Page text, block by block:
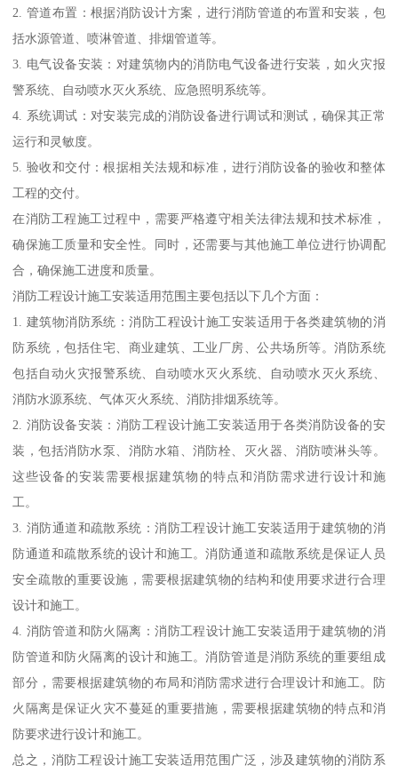
2. 管道布置：根据消防设计方案，进行消防管道的布置和安装，包
括水源管道、喷淋管道、排烟管道等。
3. 电气设备安装：对建筑物内的消防电气设备进行安装，如火灾报
警系统、自动喷水灭火系统、应急照明系统等。
4. 系统调试：对安装完成的消防设备进行调试和测试，确保其正常
运行和灵敏度。
5. 验收和交付：根据相关法规和标准，进行消防设备的验收和整体
工程的交付。
在消防工程施工过程中，需要严格遵守相关法律法规和技术标准，
确保施工质量和安全性。同时，还需要与其他施工单位进行协调配
合，确保施工进度和质量。
消防工程设计施工安装适用范围主要包括以下几个方面：
1. 建筑物消防系统：消防工程设计施工安装适用于各类建筑物的消
防系统，包括住宅、商业建筑、工业厂房、公共场所等。消防系统
包括自动火灾报警系统、自动喷水灭火系统、自动喷水灭火系统、
消防水源系统、气体灭火系统、消防排烟系统等。
2. 消防设备安装：消防工程设计施工安装适用于各类消防设备的安
装，包括消防水泵、消防水箱、消防栓、灭火器、消防喷淋头等。
这些设备的安装需要根据建筑物的特点和消防需求进行设计和施
工。
3. 消防通道和疏散系统：消防工程设计施工安装适用于建筑物的消
防通道和疏散系统的设计和施工。消防通道和疏散系统是保证人员
安全疏散的重要设施，需要根据建筑物的结构和使用要求进行合理
设计和施工。
4. 消防管道和防火隔离：消防工程设计施工安装适用于建筑物的消
防管道和防火隔离的设计和施工。消防管道是消防系统的重要组成
部分，需要根据建筑物的布局和消防需求进行合理设计和施工。防
火隔离是保证火灾不蔓延的重要措施，需要根据建筑物的特点和消
防要求进行设计和施工。
总之，消防工程设计施工安装适用范围广泛，涉及建筑物的消防系